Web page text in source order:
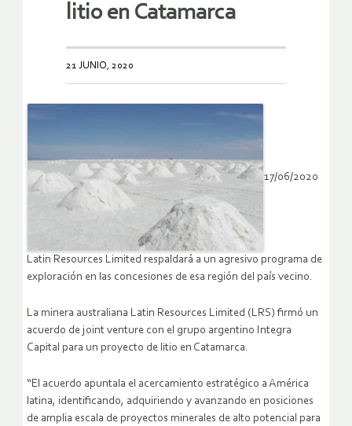
litio en Catamarca
21 JUNIO, 2020
17/06/2020
Latin Resources Limited respaldará a un agresivo programa de
exploración en las concesiones de esa región del país vecino.
La minera australiana Latin Resources Limited (LRS) firmó un
acuerdo de joint venture con el grupo argentino Integra
Capital para un proyecto de litio en Catamarca.
“El acuerdo apuntala el acercamiento estratégico a América
latina, identificando, adquiriendo y avanzando en posiciones
de amplia escala de proyectos minerales de alto potencial para